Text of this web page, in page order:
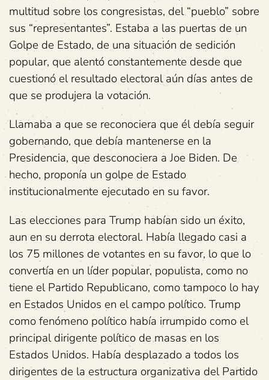
multitud sobre los congresistas, del “pueblo” sobre
sus “representantes”. Estaba a las puertas de un
Golpe de Estado, de una situación de sedición
popular, que alentó constantemente desde que
cuestionó el resultado electoral aún días antes de
que se produjera la votación.
Llamaba a que se reconociera que él debía seguir
gobernando, que debía mantenerse en la
Presidencia, que desconociera a Joe Biden. De
hecho, proponía un golpe de Estado
institucionalmente ejecutado en su favor.
Las elecciones para Trump habían sido un éxito,
aun en su derrota electoral. Había llegado casi a
los 75 millones de votantes en su favor, lo que lo
convertía en un líder popular, populista, como no
tiene el Partido Republicano, como tampoco lo hay
en Estados Unidos en el campo político. Trump
como fenómeno político había irrumpido como el
principal dirigente político de masas en los
Estados Unidos. Había desplazado a todos los
dirigentes de la estructura organizativa del Partido